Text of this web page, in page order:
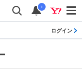
i
ログイン